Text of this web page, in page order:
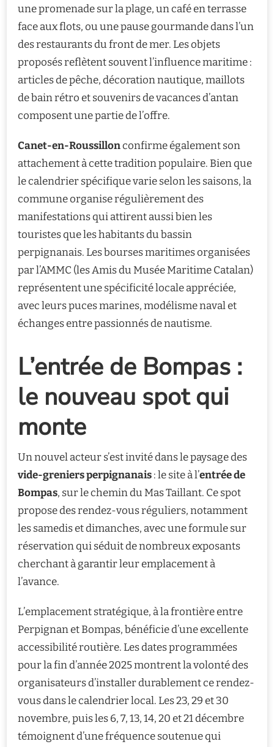
une promenade sur la plage, un café en terrasse
face aux flots, ou une pause gourmande dans l’un
des restaurants du front de mer. Les objets
proposés reflètent souvent l’influence maritime :
articles de pêche, décoration nautique, maillots
de bain rétro et souvenirs de vacances d’antan
composent une partie de l’offre.
Canet-en-Roussillonconfirme également son
attachement à cette tradition populaire. Bien que
le calendrier spécifique varie selon les saisons, la
commune organise régulièrement des
manifestations qui attirent aussi bien les
touristes que les habitants du bassin
perpignanais. Les bourses maritimes organisées
par l’AMMC (les Amis du Musée Maritime Catalan)
représentent une spécificité locale appréciée,
avec leurs puces marines, modélisme naval et
échanges entre passionnés de nautisme.
L’entrée de Bompas :
le nouveau spot qui
monte
Un nouvel acteur s’est invité dans le paysage des
vide-greniers perpignanais: le site à l’entrée de
Bompas, sur le chemin du Mas Taillant. Ce spot
propose des rendez-vous réguliers, notamment
les samedis et dimanches, avec une formule sur
réservation qui séduit de nombreux exposants
cherchant à garantir leur emplacement à
l’avance.
L’emplacement stratégique, à la frontière entre
Perpignan et Bompas, bénéficie d’une excellente
accessibilité routière. Les dates programmées
pour la fin d’année 2025 montrent la volonté des
organisateurs d’installer durablement ce rendez-
vous dans le calendrier local. Les 23, 29 et 30
novembre, puis les 6, 7, 13, 14, 20 et 21 décembre
témoignent d’une fréquence soutenue qui